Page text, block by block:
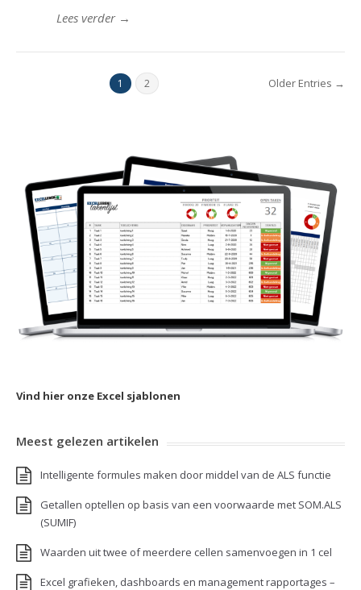
Lees verder→
1 2 Older Entries →
Vind hier onze Excel sjablonen
Meest gelezen artikelen
Intelligente formules maken door middel van de ALS functie
Getallen optellen op basis van een voorwaarde met SOM.ALS
(SUMIF)
Waarden uit twee of meerdere cellen samenvoegen in 1 cel
Excel grafieken, dashboards en management rapportages –